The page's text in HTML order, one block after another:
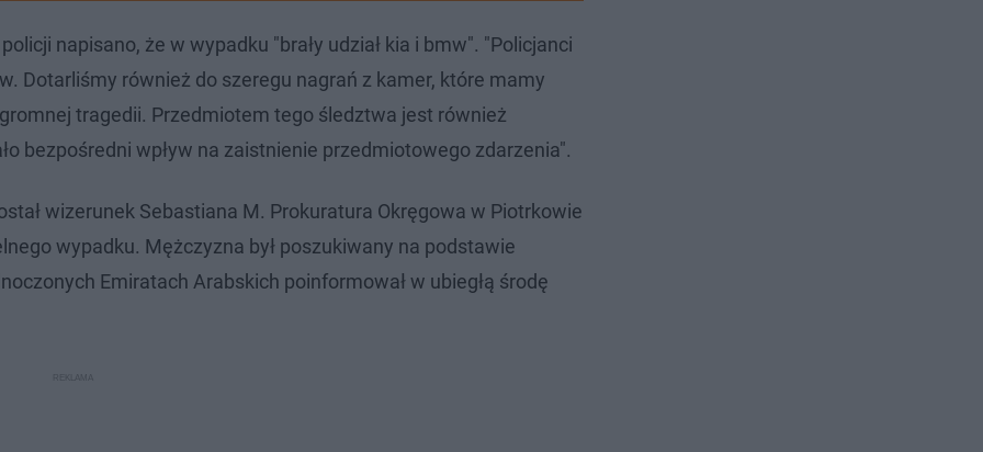
napisano, że w wypadku "brały udział kia i bmw". "Policjanci
Dotarliśmy również do szeregu nagrań z kamer, które mamy
tragedii. Przedmiotem tego śledztwa jest również
bezpośredni wpływ na zaistnienie przedmiotowego zdarzenia".
wizerunek Sebastiana M. Prokuratura Okręgowa w Piotrkowie
wypadku. Mężczyzna był poszukiwany na podstawie
Emiratach Arabskich poinformował w ubiegłą środę